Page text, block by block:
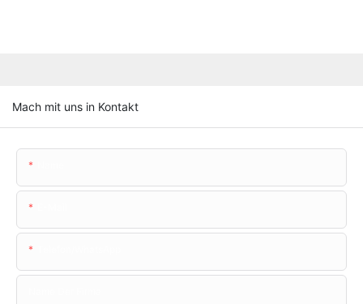
Mach mit uns in Kontakt